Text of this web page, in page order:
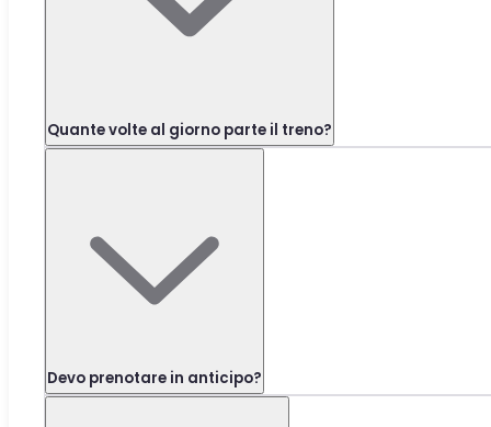
Quante volte al giorno parte il treno?
Devo prenotare in anticipo?